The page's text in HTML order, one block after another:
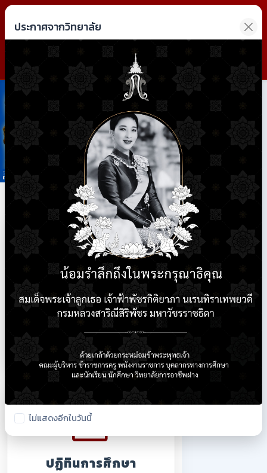
วิทยาลัยการอาชีพฝาง
Fang Industrial and Community Education College
Next
ใบรายชื่อนักเรียน
ตรวจสอบรายชื่อนักศึกษา
ปีการศึกษา 2569
ปฏิทินการศึกษา
ประกาศจากวิทยาลัย
ไม่แสดงอีกในวันนี้